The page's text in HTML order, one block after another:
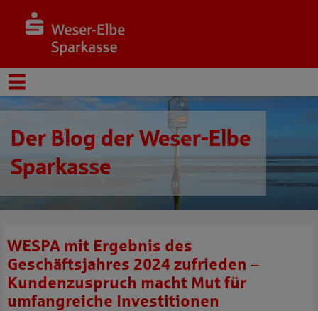
Der Blog der Weser-Elbe
Sparkasse
WESPA mit Ergebnis des
Geschäftsjahres 2024 zufrieden –
Kundenzuspruch macht Mut für
umfangreiche Investitionen